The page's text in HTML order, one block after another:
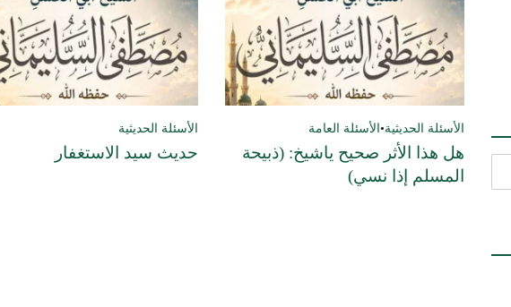
الأسئلة الحديثية•الأسئلة العامة
هل هذا الأثر صحيح ياشيخ: (ذبيحة
المسلم إذا نسي)
الأسئلة الحديثية
حديث سيد الاستغفار